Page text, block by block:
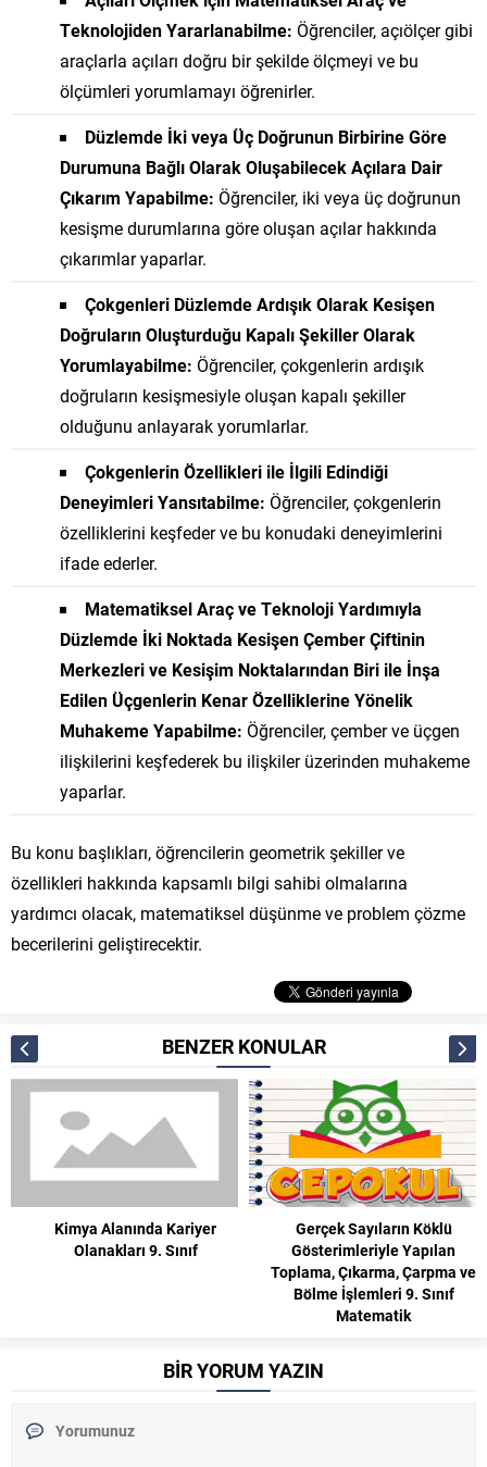
Teknolojiden Yararlanabilme: Öğrenciler, açıölçer gibi
araçlarla açıları doğru bir şekilde ölçmeyi ve bu
ölçümleri yorumlamayı öğrenirler.
Düzlemde İki veya Üç Doğrunun Birbirine Göre
Durumuna Bağlı Olarak Oluşabilecek Açılara Dair
Çıkarım Yapabilme: Öğrenciler, iki veya üç doğrunun
kesişme durumlarına göre oluşan açılar hakkında
çıkarımlar yaparlar.
Çokgenleri Düzlemde Ardışık Olarak Kesişen
Doğruların Oluşturduğu Kapalı Şekiller Olarak
Yorumlayabilme: Öğrenciler, çokgenlerin ardışık
doğruların kesişmesiyle oluşan kapalı şekiller
olduğunu anlayarak yorumlarlar.
Çokgenlerin Özellikleri ile İlgili Edindiği
Deneyimleri Yansıtabilme: Öğrenciler, çokgenlerin
özelliklerini keşfeder ve bu konudaki deneyimlerini
ifade ederler.
Matematiksel Araç ve Teknoloji Yardımıyla
Düzlemde İki Noktada Kesişen Çember Çiftinin
Merkezleri ve Kesişim Noktalarından Biri ile İnşa
Edilen Üçgenlerin Kenar Özelliklerine Yönelik
Muhakeme Yapabilme: Öğrenciler, çember ve üçgen
ilişkilerini keşfederek bu ilişkiler üzerinden muhakeme
yaparlar.
Bu konu başlıkları, öğrencilerin geometrik şekiller ve
özellikleri hakkında kapsamlı bilgi sahibi olmalarına
yardımcı olacak, matematiksel düşünme ve problem çözme
becerilerini geliştirecektir.
BENZER KONULAR
Gerçek Sayıların Köklü
Gösterimleriyle Yapılan
5. Sınıf Isı Maddeleri Etkiler
Konu Anlatımı ve Etkinlikler
Fen Bilimleri
BİR YORUM YAZIN